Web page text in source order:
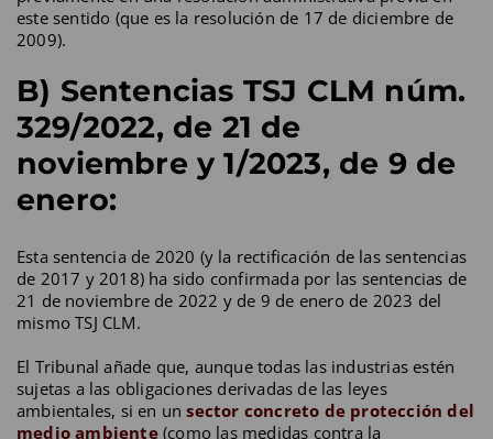
este sentido (que es la resolución de 17 de diciembre de
2009).
B) Sentencias TSJ CLM núm.
329/2022, de 21 de
noviembre y 1/2023, de 9 de
enero:
Esta sentencia de 2020 (y la rectificación de las sentencias
de 2017 y 2018) ha sido confirmada por las sentencias de
21 de noviembre de 2022 y de 9 de enero de 2023 del
mismo TSJ CLM.
El Tribunal añade que, aunque todas las industrias estén
sujetas a las obligaciones derivadas de las leyes
ambientales, si en unsector concreto de protección del
medio ambiente(como las medidas contra la